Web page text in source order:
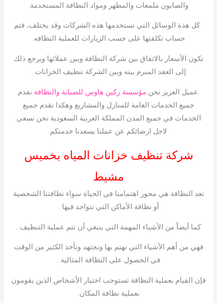
والصابون ملمعات والمطهر ومواد النظافة المستخدمة.
. كل هذة الوسائل التي تستخدمها هذه الشركات وقد يختلف، فتم
حساب تكلفتها على حسب الزيارات للعملية النظافه.
تكون الأسعار بالاتفاق بين شركة النظافة وبين عملائها ويرجع ذلك
إلى العقد المبرم بينه وبين الشركة تنظيف الخزانات .
.عميل العزيز نحن مؤسسة ركين هاوس للصيانة والنظافة نقدم
جميع الخدمات العامة للمنازل والمشاريع وهكذا نقدم جميع
الخدمات في جميع المدن المملكة العربية السعودية نحن نسعي
لاجل ارضائكم عن عملنا يسعدنا خدمتكم
شركة تنظيف خزانات المياه بخميس
مشيط
تعد النظافة هي محور اهتمامنا في الحياة سواء نظافتنا الشخصية
أو نظافة الأماكن التي نتواجد فيها .
كما أيضاً من الأشياء المهمة التي ينبغي أن تتم عملية التنظيف .
فهي من أهم الأشياء التي نهتم بها ونجتهد ونأخذ الكثير من الوقت
في الحصول على النظافة المثالية .
فإن القيام بعملية النظافة تستوجب اختيار الأشخاص الذين يقومون
بعملية نظافة المكان.